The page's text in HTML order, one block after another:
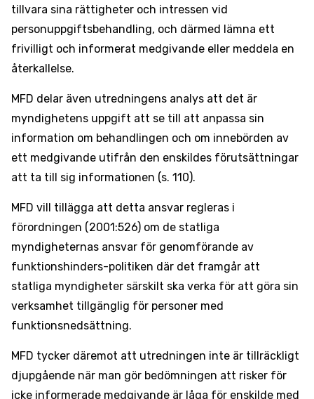
tillvara sina rättigheter och intressen vid
personuppgiftsbehandling, och därmed lämna ett
frivilligt och informerat medgivande eller meddela en
återkallelse.
MFD delar även utredningens analys att det är
myndighetens uppgift att se till att anpassa sin
information om behandlingen och om innebörden av
ett medgivande utifrån den enskildes förutsättningar
att ta till sig informationen (s. 110).
MFD vill tillägga att detta ansvar regleras i
förordningen (2001:526) om de statliga
myndigheternas ansvar för genomförande av
funktionshinders-politiken där det framgår att
statliga myndigheter särskilt ska verka för att göra sin
verksamhet tillgänglig för personer med
funktionsnedsättning.
MFD tycker däremot att utredningen inte är tillräckligt
djupgående när man gör bedömningen att risker för
icke informerade medgivande är låga för enskilde med